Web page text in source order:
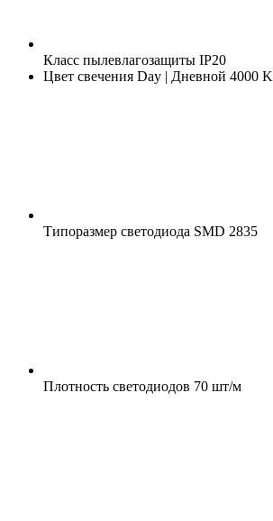
Класс пылевлагозащиты IP20
Цвет свечения Day | Дневной 4000 K
Типоразмер светодиода SMD 2835
Плотность светодиодов 70 шт/м